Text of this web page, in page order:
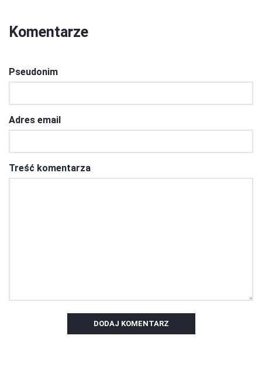
Komentarze
Pseudonim
Adres email
Treść komentarza
DODAJ KOMENTARZ